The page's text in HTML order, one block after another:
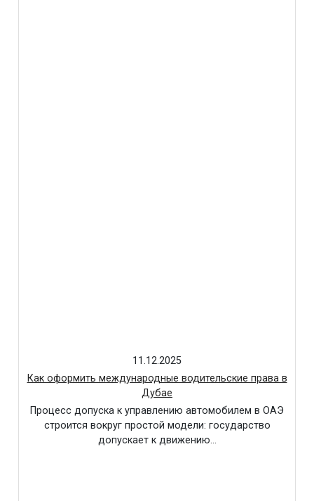
11.12.2025
Как оформить международные водительские права в
Дубае
Процесс допуска к управлению автомобилем в ОАЭ
строится вокруг простой модели: государство
допускает к движению…